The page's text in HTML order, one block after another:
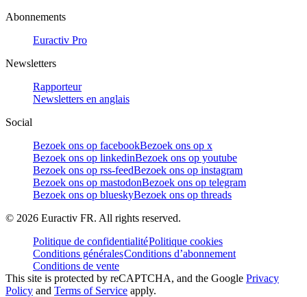
Abonnements
Euractiv Pro
Newsletters
Rapporteur
Newsletters en anglais
Social
Bezoek ons op facebookBezoek ons op x
Bezoek ons op linkedinBezoek ons op youtube
Bezoek ons op rss-feedBezoek ons op instagram
Bezoek ons op mastodonBezoek ons op telegram
Bezoek ons op blueskyBezoek ons op threads
© 2026 Euractiv FR. All rights reserved.
Politique de confidentialitéPolitique cookies
Conditions généralesConditions d’abonnement
Conditions de vente
This site is protected by reCAPTCHA, and the Google Privacy
Policy and Terms of Service apply.